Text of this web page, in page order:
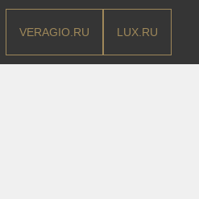
VERAGIO.RU LUX.RU